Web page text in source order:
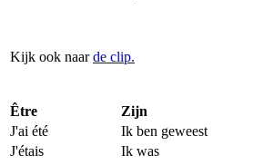
Kijk ook naarde clip.
Être
Zijn
J'ai été
Ik ben geweest
J'étais
Ik was